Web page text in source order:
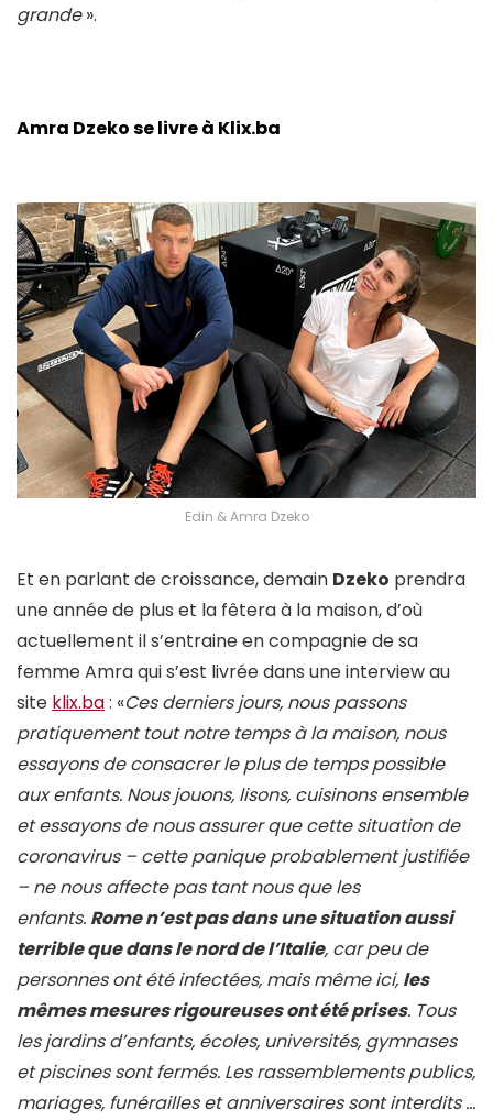
grande».
Amra Dzeko se livre à Klix.ba
Edin & Amra Dzeko
Et en parlant de croissance, demain Dzeko prendra
une année de plus et la fêtera à la maison, d’où
actuellement il s’entraine en compagnie de sa
femme Amra qui s’est livrée dans une interview au
site klix.ba: «Ces derniers jours, nous passons
pratiquement tout notre temps à la maison, nous
essayons de consacrer le plus de temps possible
aux enfants. Nous jouons, lisons, cuisinons ensemble
et essayons de nous assurer que cette situation de
coronavirus – cette panique probablement justifiée
– ne nous affecte pas tant nous que les
enfants. Rome n’est pas dans une situation aussi
terrible que dans le nord de l’Italie, car peu de
personnes ont été infectées, mais même ici, les
mêmes mesures rigoureuses ont été prises. Tous
les jardins d’enfants, écoles, universités, gymnases
et piscines sont fermés. Les rassemblements publics,
mariages, funérailles et anniversaires sont interdits …